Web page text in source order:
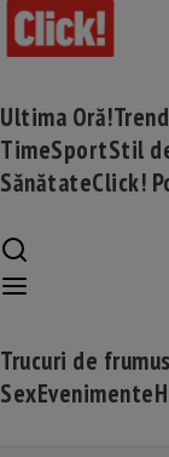
Ultima Oră!
TimeSportStil
SănătateClick!
Trucuri de
SexEvenimente